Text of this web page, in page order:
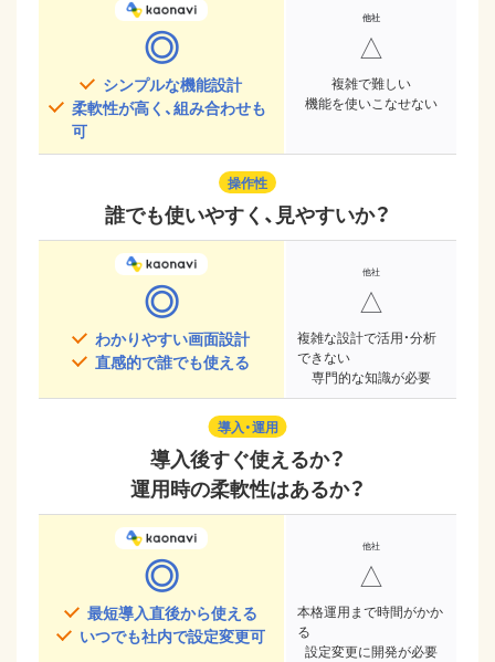
◎
シンプルな機能設計
柔軟性が高く、組み合わせも
可
△
複雑で難しい
機能を使いこなせない
操作性
誰でも使いやすく、見やすいか？
◎
わかりやすい画面設計
直感的で誰でも使える
△
複雑な設計で活用・分析
できない
専門的な知識が必要
導入・運用
導入後すぐ使えるか？
運用時の柔軟性はあるか？
◎
最短導入直後から使える
いつでも社内で設定変更可
△
本格運用まで時間がかか
る
設定変更に開発が必要